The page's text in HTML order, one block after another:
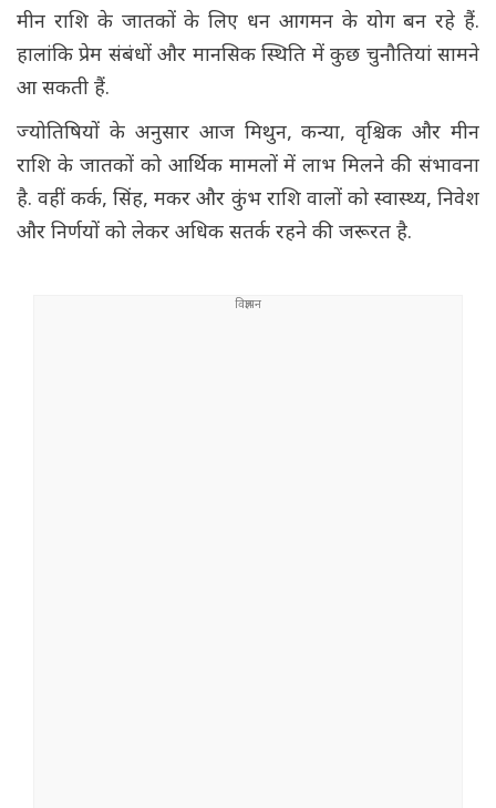
मीन राशि के जातकों के लिए धन आगमन के योग बन रहे हैं.
हालांकि प्रेम संबंधों और मानसिक स्थिति में कुछ चुनौतियां सामने
आ सकती हैं.
ज्योतिषियों के अनुसार आज मिथुन, कन्या, वृश्चिक और मीन
राशि के जातकों को आर्थिक मामलों में लाभ मिलने की संभावना
है. वहीं कर्क, सिंह, मकर और कुंभ राशि वालों को स्वास्थ्य, निवेश
और निर्णयों को लेकर अधिक सतर्क रहने की जरूरत है.